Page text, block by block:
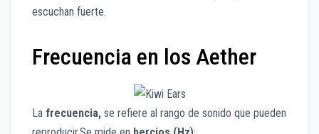
escuchan fuerte.
Frecuencia en los Aether
La frecuencia, se refiere al rango de sonido que pueden